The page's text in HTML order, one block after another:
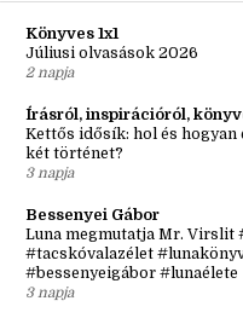
ŐKET KÖVETEM :)
Könyves 1x1
Júliusi olvasások 2026
2 napja
Kettős idősík: hol és hogyan
két történet?
3 napja
Bessenyei Gábor